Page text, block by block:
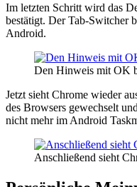
Im letzten Schritt wird das
bestätigt. Der Tab-Switcher
Android.
Den Hinweis mit OK
Jetzt sieht Chrome wieder
des Browsers gewechselt
nicht mehr im Android
Anschließend sieht